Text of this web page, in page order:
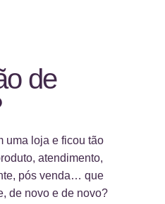
de
uma loja e ficou tão
atendimento,
pós venda… que
de novo e de novo?